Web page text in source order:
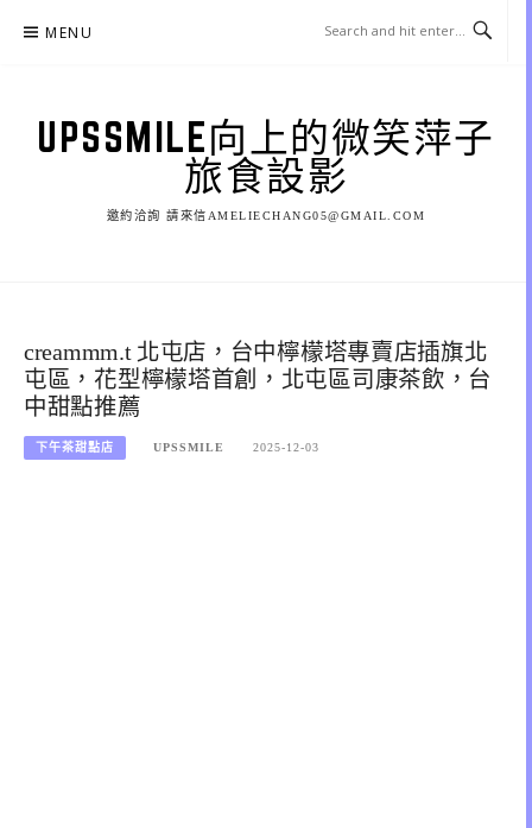
MENU
UPSSMILE向上的微笑萍子
旅食設影
邀約洽詢 請來信AMELIECHANG05@GMAIL.COM
creammm.t 北屯店，台中檸檬塔專賣店插旗北
屯區，花型檸檬塔首創，北屯區司康茶飲，台
中甜點推薦
下午茶甜點店 UPSSMILE 2025-12-03